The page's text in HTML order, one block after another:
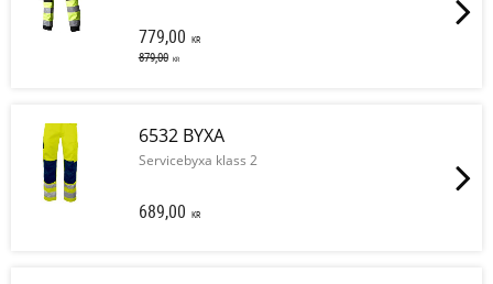
779,00 KR
879,00 KR
6532 BYXA
Servicebyxa klass 2
689,00 KR